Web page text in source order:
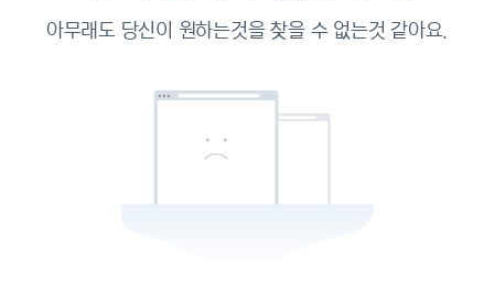
아무래도 당신이 원하는것을 찾을 수 없는것 같아요.